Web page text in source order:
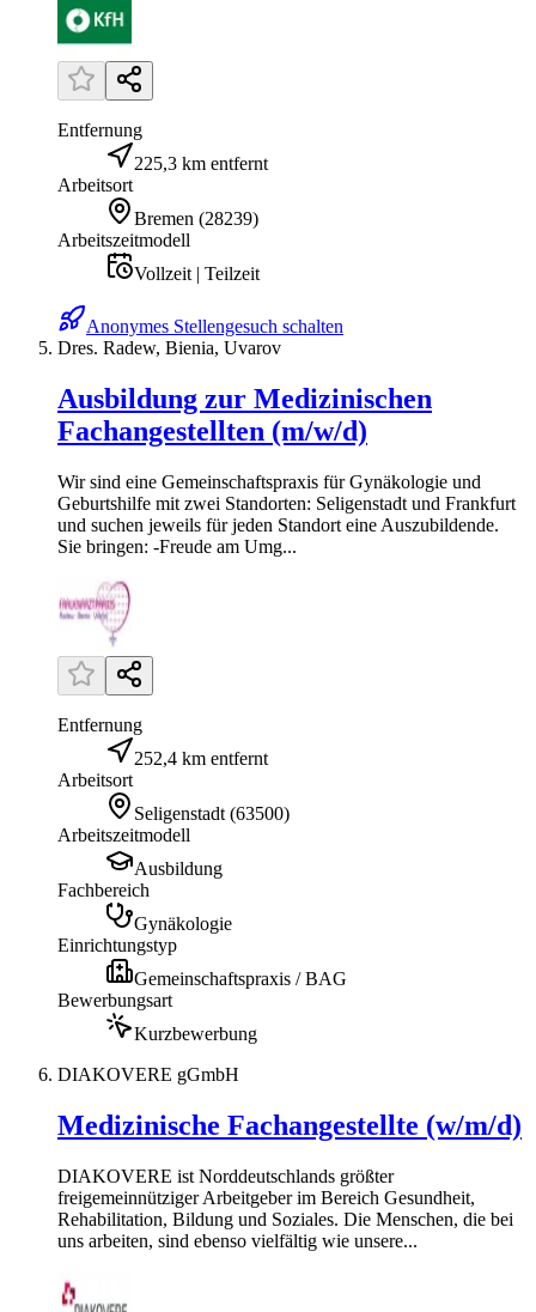
Entfernung
225,3 km entfernt
Arbeitsort
Bremen (28239)
Arbeitszeitmodell
Vollzeit | Teilzeit
Anonymes Stellengesuch schalten
Dres. Radew, Bienia, Uvarov
Ausbildung zur Medizinischen
Fachangestellten (m/w/d)
Wir sind eine Gemeinschaftspraxis für Gynäkologie und
Geburtshilfe mit zwei Standorten: Seligenstadt und Frankfurt
und suchen jeweils für jeden Standort eine Auszubildende.
Sie bringen: -Freude am Umg...
Entfernung
252,4 km entfernt
Arbeitsort
Seligenstadt (63500)
Arbeitszeitmodell
Ausbildung
Fachbereich
Gynäkologie
Einrichtungstyp
Gemeinschaftspraxis / BAG
Bewerbungsart
Kurzbewerbung
DIAKOVERE gGmbH
Medizinische Fachangestellte (w/m/d)
DIAKOVERE ist Norddeutschlands größter
freigemeinnütziger Arbeitgeber im Bereich Gesundheit,
Rehabilitation, Bildung und Soziales. Die Menschen, die bei
uns arbeiten, sind ebenso vielfältig wie unsere...